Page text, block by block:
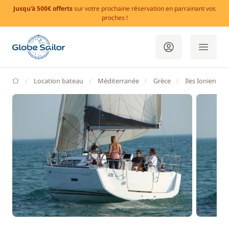
Jusqu'à 500€ offertssur votre prochaine réservation en parrainant vos
proches !
GlobeSailor
Location bateau Méditerranée Grèce Iles Ioniennes